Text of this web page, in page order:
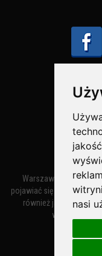
nasi
Warszawa – miasto
pojawiać się w
również jako
wynikała z